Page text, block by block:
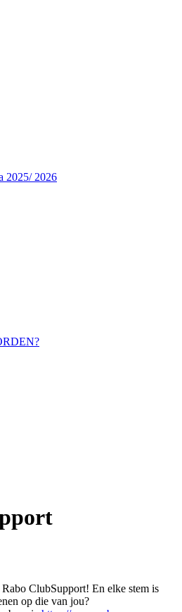
2025/ 2026
Rabo ClubSupport! En elke stem is
op die van jou?